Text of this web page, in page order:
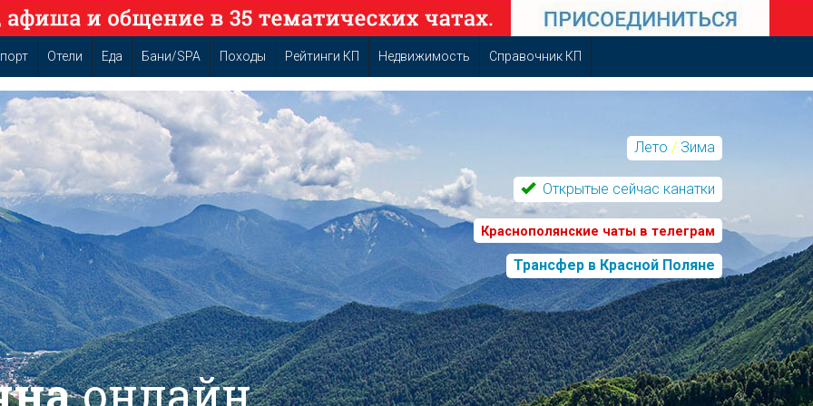
Лето / Зима
Открытые сейчас канатки
Краснополянские чаты в телеграм
Трансфер в Красной Поляне
Отели Еда Бани/SPA Походы Рейтинги КП Недвижимость Справочник КП